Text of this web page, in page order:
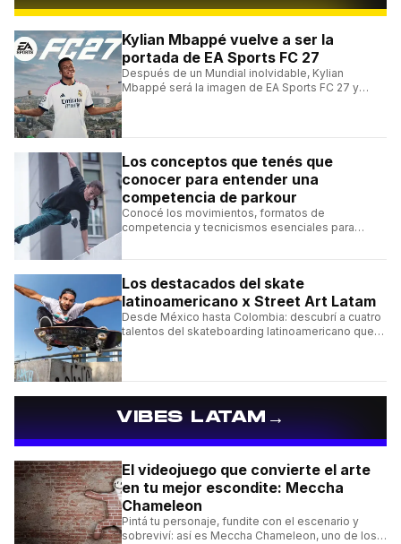
Kylian Mbappé vuelve a ser la
portada de EA Sports FC 27
Después de un Mundial inolvidable, Kylian
Mbappé será la imagen de EA Sports FC 27 y
Los conceptos que tenés que
conocer para entender una
competencia de parkour
Conocé los movimientos, formatos de
competencia y tecnicismos esenciales para
Los destacados del skate
latinoamericano x Street Art Latam
Desde México hasta Colombia: descubrí a cuatro
talentos del skateboarding latinoamericano que
VIBES LATAM→
El videojuego que convierte el arte
en tu mejor escondite: Meccha
Chameleon
Pintá tu personaje, fundite con el escenario y
sobreviví: así es Meccha Chameleon, uno de los